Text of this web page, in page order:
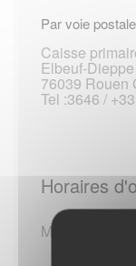
Par voie
Caisse
Elbeuf-Dieppe
76039 Rouen
Tel :3646 /
Horaires
Mardi au